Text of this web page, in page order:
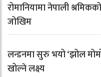
रोमानियामा नेपाली
जोखिम
लन्डनमा सुरु भयो ‘झोल
खोल्ने लक्ष्य